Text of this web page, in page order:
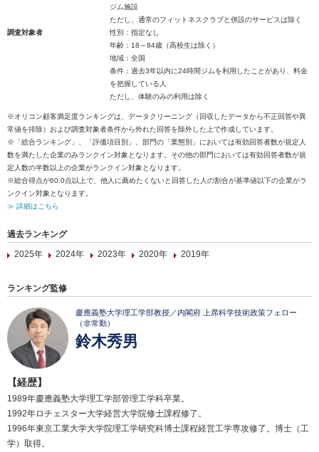
ジム施設
ただし、通常のフィットネスクラブと併設のサービスは除く
調査対象者
性別：指定なし
年齢：18～84歳（高校生は除く）
地域：全国
条件：過去3年以内に24時間ジムを利用したことがあり、料金
を把握している人
ただし、体験のみの利用は除く
※オリコン顧客満足度ランキングは、データクリーニング（回収したデータから不正回答や異
常値を排除）および調査対象者条件から外れた回答を除外した上で作成しています。
※「総合ランキング」、「評価項目別」、部門の「業態別」においては有効回答者数が規定人
数を満たした企業のみランクイン対象となります。その他の部門においては有効回答者数が規
定人数の半数以上の企業がランクイン対象となります。
※総合得点が60.0点以上で、他人に薦めたくないと回答した人の割合が基準値以下の企業がラ
ンクイン対象となります。
≫ 詳細はこちら
過去ランキング
2025年
2024年 2023年 2020年 2019年
ランキング監修
慶應義塾大学理工学部教授／内閣府 上席科学技術政策フェロー
（非常勤）
鈴木秀男
【経歴】
1989年慶應義塾大学理工学部管理工学科卒業。
1992年ロチェスター大学経営大学院修士課程修了。
1996年東京工業大学大学院理工学研究科博士課程経営工学専攻修了。博士（工
学）取得。